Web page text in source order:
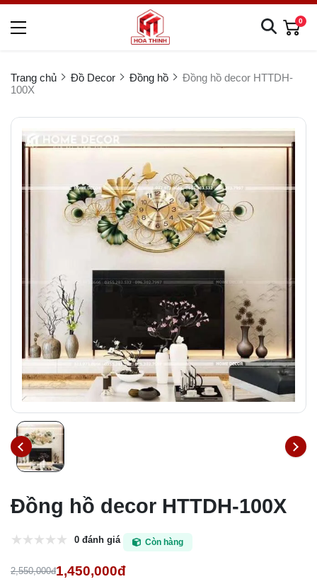
0
Trang chủ Đồ Decor Đồng hồ
Đồng hồ decor HTTDH-
100X
Đồng hồ decor HTTDH-100X
0 đánh giá Còn hàng
2,550,000đ1,450,000đ